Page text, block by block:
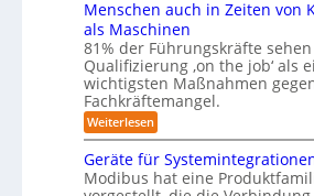
m
f
ü
r
R
o
b
o
t
ä
u
m
e
b
i
s
S
o
n
m
i
l
i
t
ä
r
i
s
c
o
n
e
n
-
S
c
h
w
i
ß
ä
s
e
n
t
a
t
i
o
n
v
o
Menschen auch in Zeiten von
als Maschinen
81% der Führungskräfte
Qualifizierung ‚on the job‘ als
wichtigsten Maßnahmen
Fachkräftemangel.
Weiterlesen:
M
n
s
Geräte für
Modibus hat eine